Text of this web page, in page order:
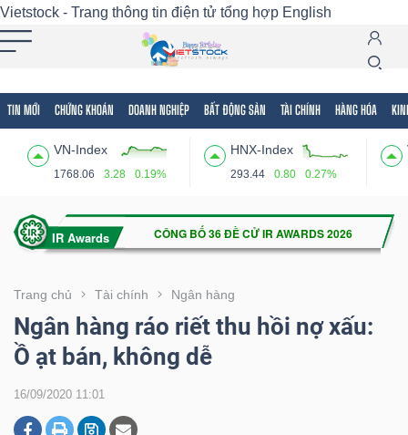
Vietstock - Trang thông tin điện tử tổng hợp English
TIN MỚI CHỨNG KHOÁN DOANH NGHIỆP BẤT ĐỘNG SẢN TÀI CHÍNH HÀNG HÓA
VN-Index
1768.06 3.28 0.19%
HNX-Index
293.44 0.80 0.27%
Trang chủ Tài chính Ngân hàng
Ngân hàng ráo riết thu hồi nợ xấu:
Ồ ạt bán, không dễ
16/09/2020 11:01
Tất cả Tính năng Ngành Mã chứng khoán
Tính
(-)
VIETSTOCK
CHỨNG